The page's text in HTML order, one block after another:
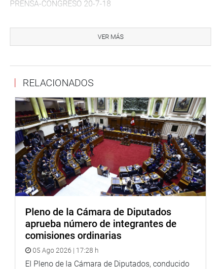
PRENSA-CONGRESO 20-7-18
Portal:http://www.congreso.gob.pe/
Facebook:https://goo.gl/s5t7XN
Twitter:
YouTube:https://goo.gl/VBXBNk
Radio: goo.gl/hMwTg1
fotografia.congreso.gob.pe
VER MÁS
RELACIONADOS
Pleno de la Cámara de Diputados
aprueba número de integrantes de
comisiones ordinarias
05 Ago 2026 | 17:28 h
El Pleno de la Cámara de Diputados, conducido